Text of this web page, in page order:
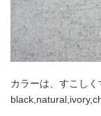
カラーは、すこしく